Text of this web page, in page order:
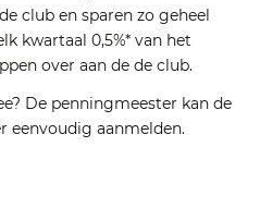
club en sparen zo geheel
kwartaal 0,5%* van het
over aan de de club.
De penningmeester kan de
eenvoudig aanmelden.